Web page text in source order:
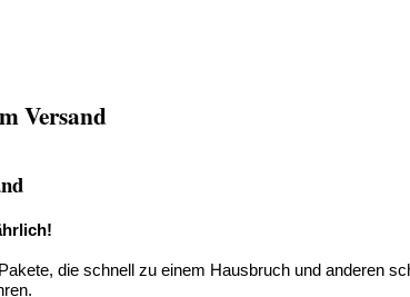
Versand
die schnell zu einem Hausbruch und anderen